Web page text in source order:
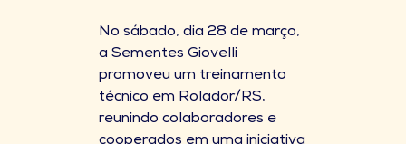
No sábado, dia 28 de março,
a Sementes Giovelli
promoveu um treinamento
técnico em Rolador/RS,
reunindo colaboradores e